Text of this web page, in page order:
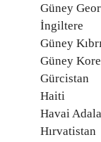
Güney
İngiltere
Güney
Güney Kore
Gürcistan
Haiti
Havai
Hırvatistan